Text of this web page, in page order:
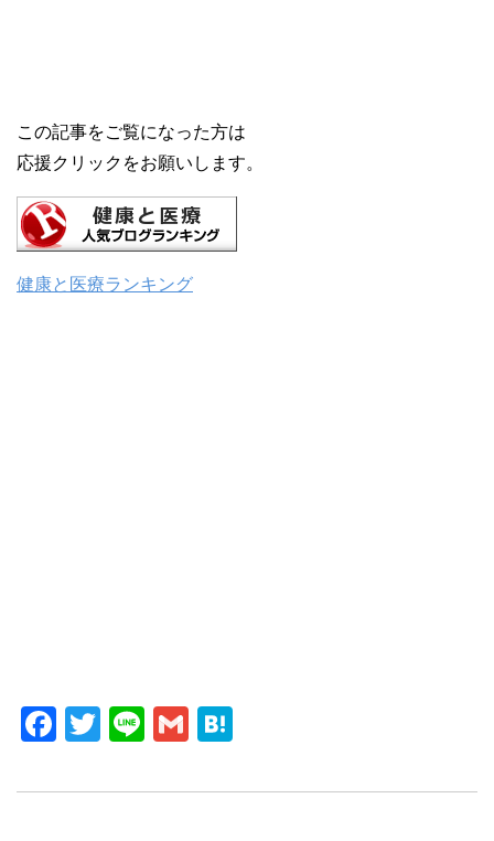
この記事をご覧になった方は
応援クリックをお願いします。
健康と医療ランキング
F
c
T
tt
Li
e
G
ail e